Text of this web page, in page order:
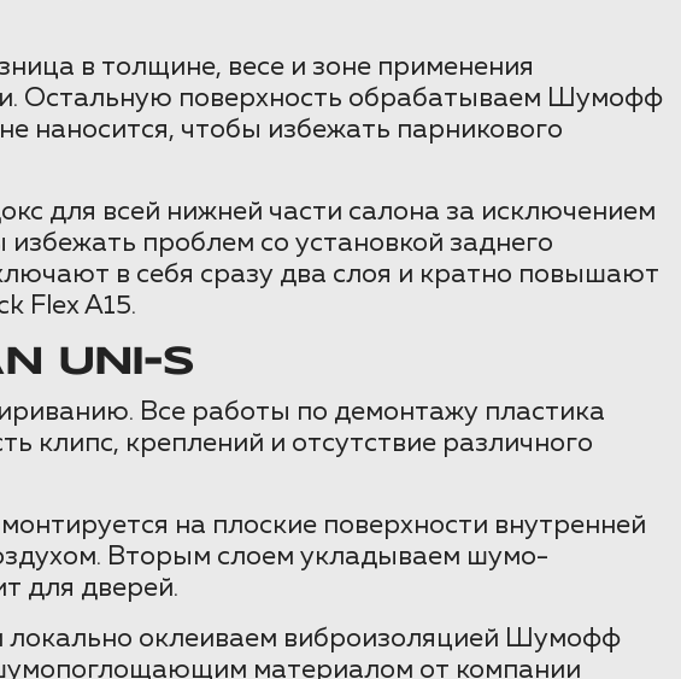
в толщине, весе и зоне применения
Остальную поверхность обрабатываем Шумофф
наносится, чтобы избежать парникового
для всей нижней части салона за исключением
проблем со установкой заднего
в себя сразу два слоя и кратно повышают
Flex A15.
UNI-S
Все работы по демонтажу пластика
клипс, креплений и отсутствие различного
на плоские поверхности внутренней
Вторым слоем укладываем шумо-
для дверей.
оклеиваем виброизоляцией Шумофф
материалом от компании